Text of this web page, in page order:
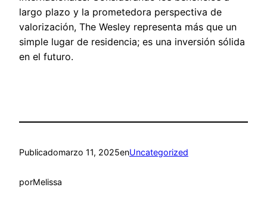
largo plazo y la prometedora perspectiva de
valorización, The Wesley representa más que un
simple lugar de residencia; es una inversión sólida
en el futuro.
Publicadomarzo 11, 2025enUncategorized
porMelissa